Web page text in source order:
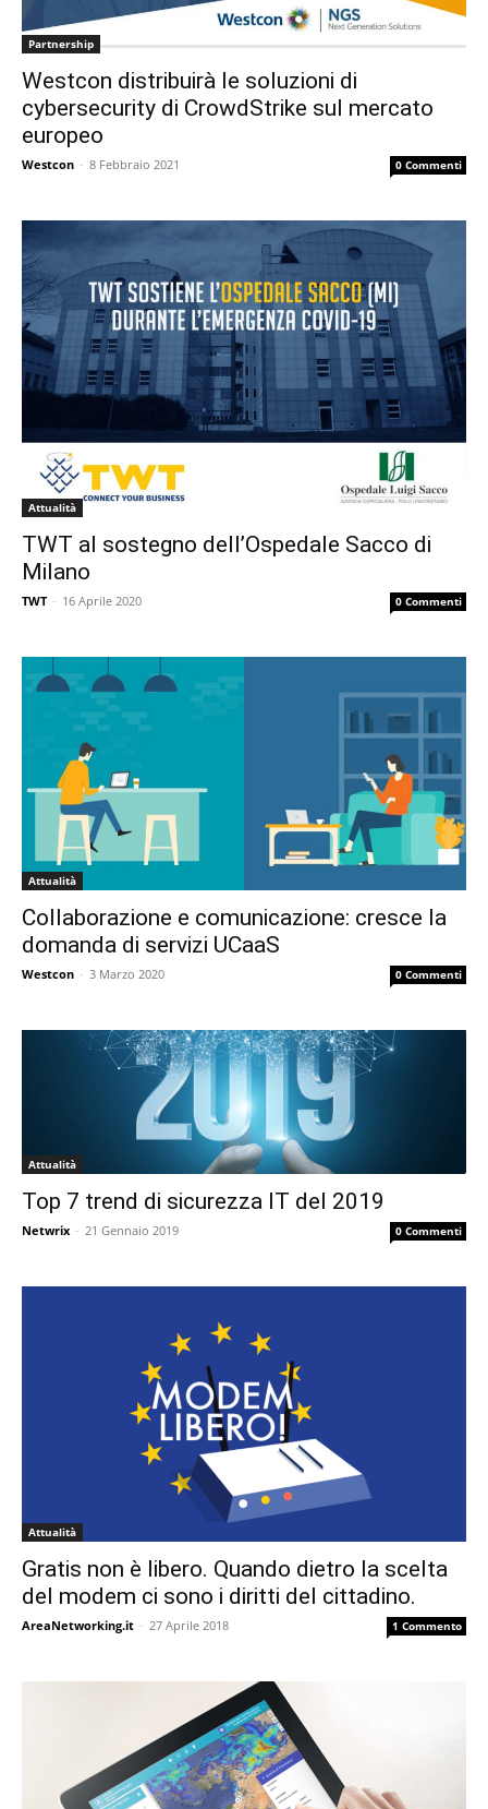
Partnership
Westcon distribuirà le soluzioni di
cybersecurity di CrowdStrike sul mercato
europeo
Westcon - 8 Febbraio 2021 0 Commenti
Attualità
TWT al sostegno dell’Ospedale Sacco di
Milano
TWT - 16 Aprile 2020 0 Commenti
Attualità
Collaborazione e comunicazione: cresce la
domanda di servizi UCaaS
Westcon - 3 Marzo 2020 0 Commenti
Attualità
Top 7 trend di sicurezza IT del 2019
Netwrix - 21 Gennaio 2019 0 Commenti
Attualità
Gratis non è libero. Quando dietro la scelta
del modem ci sono i diritti del cittadino.
AreaNetworking.it - 27 Aprile 2018 1 Commento